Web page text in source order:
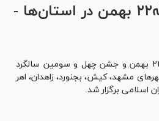
راهپیمایی یوم الله۲۲ بهمن در استان‌ها -
مراسم راهپیمایی یوم الله ۲۲ بهمن و جشن چهل و سومین سالگرد
مشهد، کیش، بجنورد، زاهدان، اهر
اسلامی برگزار شد.